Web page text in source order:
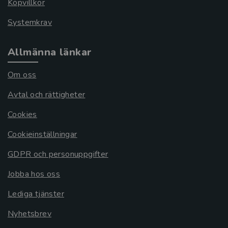
Köpvillkor
Systemkrav
Allmänna länkar
Om oss
Avtal och rättigheter
Cookies
Cookieinställningar
GDPR och personuppgifter
Jobba hos oss
Lediga tjänster
Nyhetsbrev